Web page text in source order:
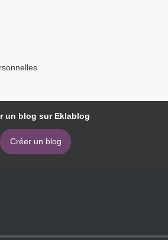
un blog sur Eklablog
Créer un blog